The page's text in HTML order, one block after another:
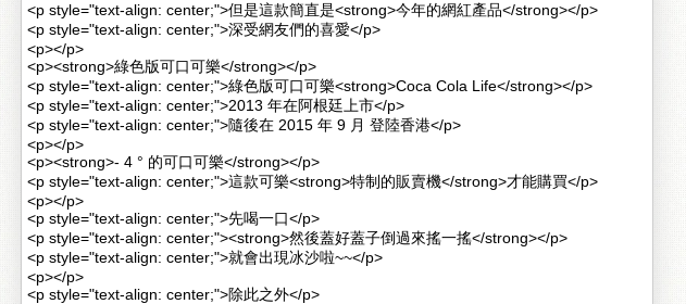
<p style="text-align: center;">但是這款簡直是<strong>今年的網紅產品</strong></p>
<p style="text-align: center;">深受網友們的喜愛</p>
<p></p>
<p><strong>綠色版可口可樂</strong></p>
<p style="text-align: center;">綠色版可口可樂<strong>Coca Cola Life</strong></p>
<p style="text-align: center;">2013 年在阿根廷上市</p>
<p style="text-align: center;">隨後在 2015 年 9 月 登陸香港</p>
<p></p>
<p><strong>- 4 ° 的可口可樂</strong></p>
<p style="text-align: center;">這款可樂<strong>特制的販賣機</strong>才能購買</p>
<p></p>
<p style="text-align: center;">先喝一口</p>
<p style="text-align: center;"><strong>然後蓋好蓋子倒過來搖一搖</strong></p>
<p style="text-align: center;">就會出現冰沙啦~~</p>
<p></p>
<p style="text-align: center;">除此之外</p>